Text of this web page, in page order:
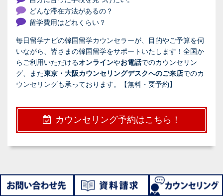
どんな滞在方法があるの？
留学費用はどれくらい？
毎日留学ナビの韓国留学カウンセラーが、目的やご予算を伺
いながら、皆さまの韓国留学をサポートいたします！全国か
らご利用いただけるオンラインやお電話でのカウンセリン
グ、また東京・大阪カウンセリングデスクへのご来店でのカ
ウンセリングも承っております。【無料・要予約】
カウンセリング予約はこちら！